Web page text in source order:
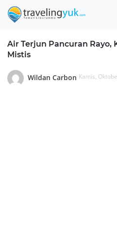
Air Terjun Pancuran Rayo,
Mistis
Wildan Carbon Kamis,